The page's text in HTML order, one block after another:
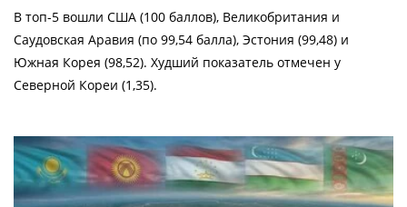
В топ-5 вошли США (100 баллов), Великобритания и
Саудовская Аравия (по 99,54 балла), Эстония (99,48) и
Южная Корея (98,52). Худший показатель отмечен у
Северной Кореи (1,35).